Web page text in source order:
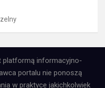
platformą informacyjno-
portalu nie ponoszą
w praktyce jakichkolwiek